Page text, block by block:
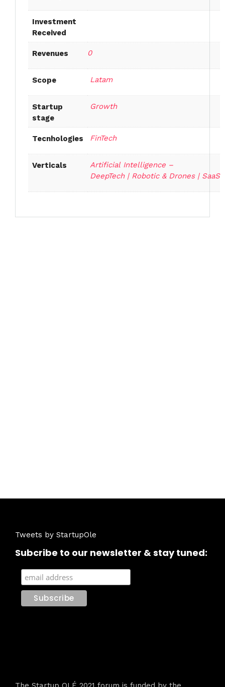
Investment
Received
Revenues 0
Scope Latam
Startup
stage
Growth
Tecnhologies FinTech
Verticals
Artificial Intelligence –
DeepTech | Robotic & Drones | SaaS
Tweets by StartupOle
Subcribe to our newsletter & stay tuned: